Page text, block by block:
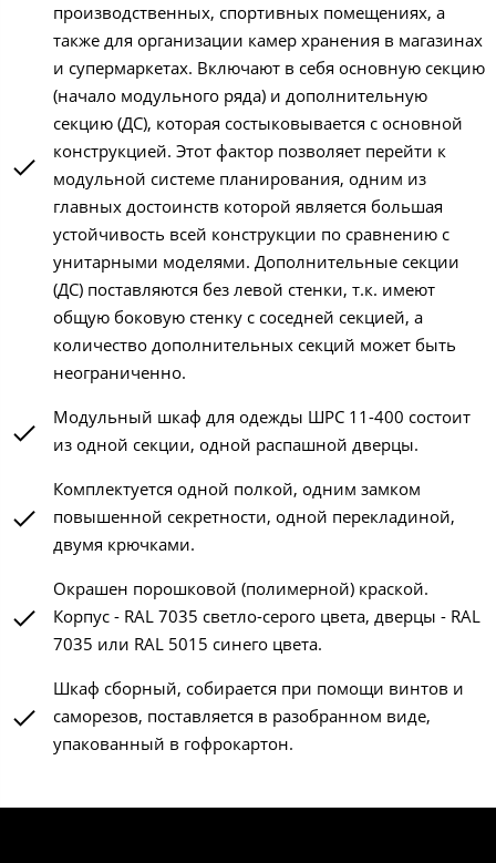
производственных, спортивных помещениях, а
также для организации камер хранения в магазинах
и супермаркетах. Включают в себя основную секцию
(начало модульного ряда) и дополнительную
секцию (ДС), которая состыковывается с основной
конструкцией. Этот фактор позволяет перейти к
модульной системе планирования, одним из
главных достоинств которой является большая
устойчивость всей конструкции по сравнению с
унитарными моделями. Дополнительные секции
(ДС) поставляются без левой стенки, т.к. имеют
общую боковую стенку с соседней секцией, а
количество дополнительных секций может быть
неограниченно.
Модульный шкаф для одежды ШРС 11-400 состоит
из одной секции, одной распашной дверцы.
Комплектуется одной полкой, одним замком
повышенной секретности, одной перекладиной,
двумя крючками.
Окрашен порошковой (полимерной) краской.
Корпус - RAL 7035 светло-серого цвета, дверцы - RAL
7035 или RAL 5015 синего цвета.
Шкаф сборный, собирается при помощи винтов и
саморезов, поставляется в разобранном виде,
упакованный в гофрокартон.